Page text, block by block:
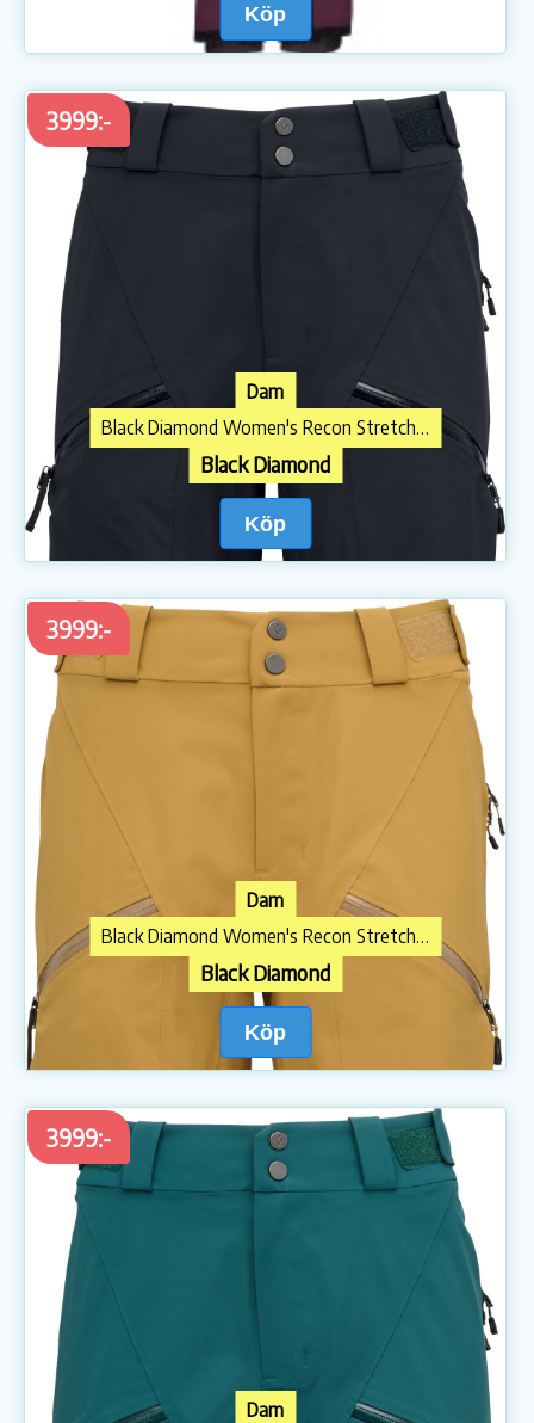
Köp
3999:-
Dam
Black Diamond Women's Recon Stretch Pants Black
Black Diamond
Köp
3999:-
Dam
Black Diamond Women's Recon Stretch Pants Flax
Black Diamond
Köp
3999:-
Dam